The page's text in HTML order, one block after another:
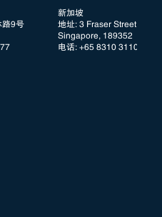
路9号
新加坡
地址: 3 Fraser Street, #08
Singapore, 189352
电话: +65 8310 3110